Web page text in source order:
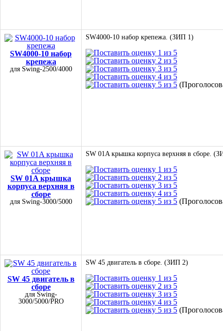
SW4000-10 набор
крепежа
для Swing-2500/4000
SW4000-10 набор крепежа. (ЗИП 1)
SW 01A крышка
корпуса верхняя в
сборе
для Swing-3000/5000
SW 01A крышка корпуса верхняя в сборе.
SW 45 двигатель в
сборе
для Swing-
3000/5000/PRO
SW 45 двигатель в сборе. (ЗИП 2)